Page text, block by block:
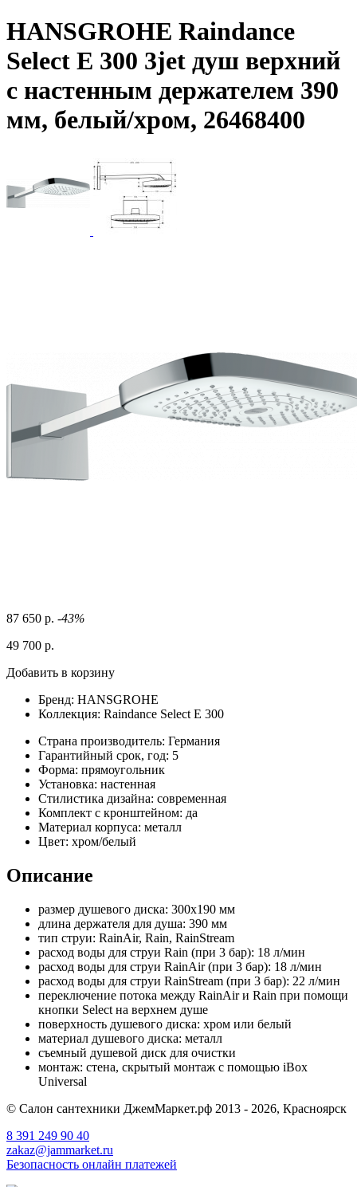
HANSGROHE Raindance
Select E 300 3jet душ верхний
с настенным держателем 390
мм, белый/хром, 26468400
87 650 р. -43%
49 700 р.
Добавить в корзину
Бренд: HANSGROHE
Коллекция: Raindance Select E 300
Страна производитель: Германия
Гарантийный срок, год: 5
Форма: прямоугольник
Установка: настенная
Стилистика дизайна: современная
Комплект с кронштейном: да
Материал корпуса: металл
Цвет: хром/белый
Описание
размер душевого диска: 300x190 мм
длина держателя для душа: 390 мм
тип струи: RainAir, Rain, RainStream
расход воды для струи Rain (при 3 бар): 18 л/мин
расход воды для струи RainAir (при 3 бар): 18 л/мин
расход воды для струи RainStream (при 3 бар): 22 л/мин
переключение потока между RainAir и Rain при помощи
кнопки Select на верхнем душе
поверхность душевого диска: хром или белый
материал душевого диска: металл
съемный душевой диск для очистки
монтаж: стена, скрытый монтаж с помощью iBox
Universal
© Салон сантехники ДжемМаркет.рф 2013 - 2026, Красноярск
8 391 249 90 40
zakaz@jammarket.ru
Безопасность онлайн платежей